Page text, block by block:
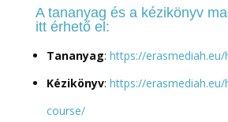
A tananyag és a kézikönyv
itt érhető el:
Tananyag: https://
Kézikönyv: https://
course/